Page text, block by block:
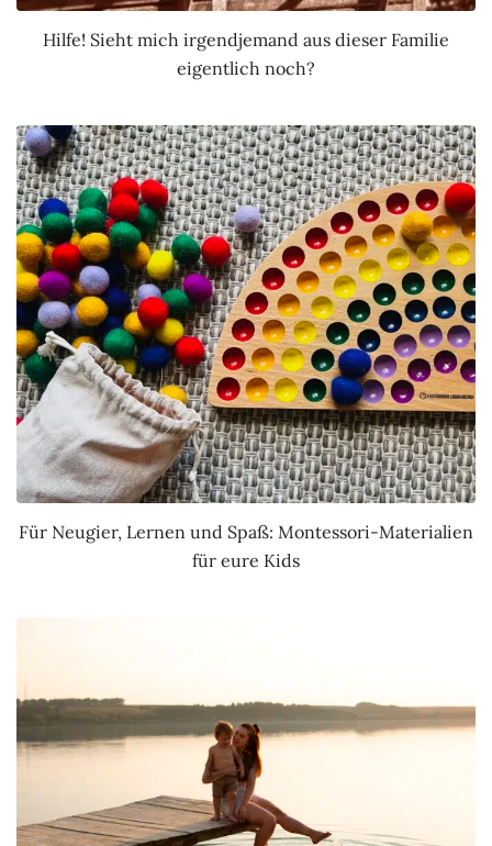
Hilfe! Sieht mich irgendjemand aus dieser Familie
eigentlich noch?
Für Neugier, Lernen und Spaß: Montessori-Materialien
für eure Kids